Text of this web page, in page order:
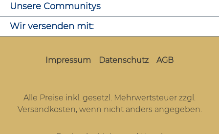
Unsere Communitys
Wir versenden mit:
Impressum Datenschutz AGB
Alle Preise inkl. gesetzl. Mehrwertsteuer zzgl.
Versandkosten, wenn nicht anders angegeben.